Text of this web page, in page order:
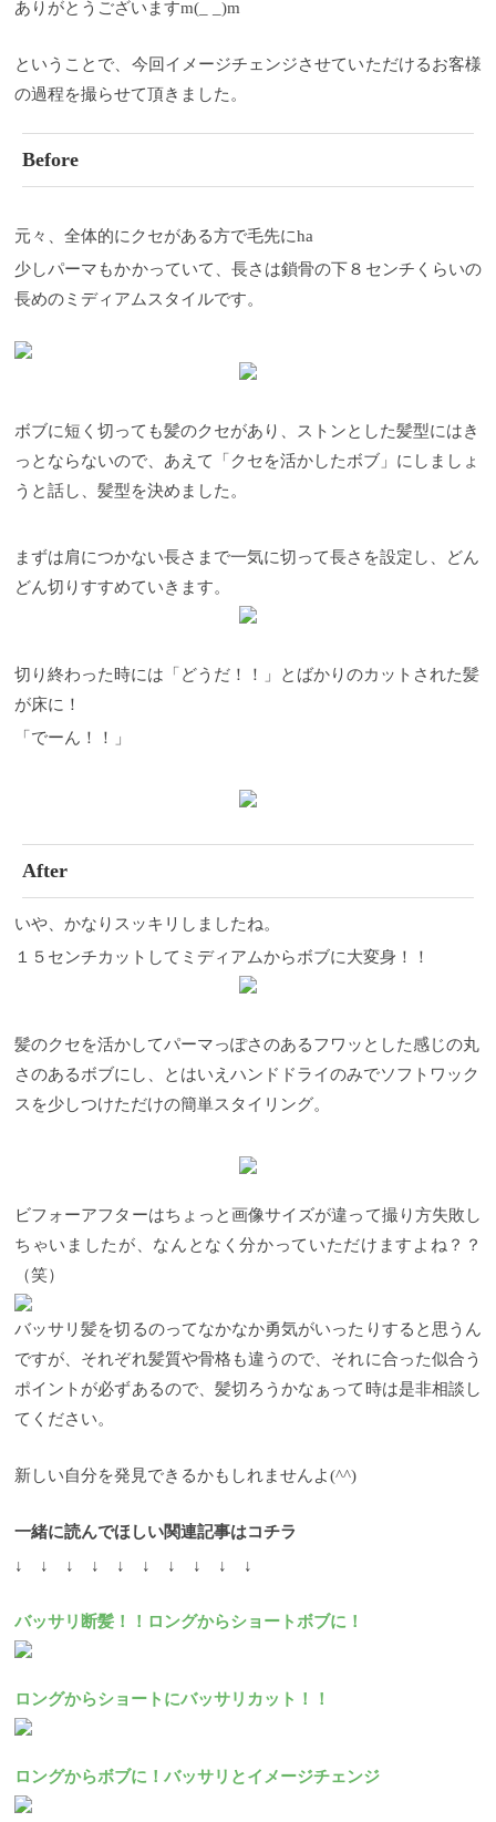
ありがとうございますm(_ _)m
ということで、今回イメージチェンジさせていただけるお客様
の過程を撮らせて頂きました。
Before
元々、全体的にクセがある方で毛先にha
少しパーマもかかっていて、長さは鎖骨の下８センチくらいの
長めのミディアムスタイルです。
ボブに短く切っても髪のクセがあり、ストンとした髪型にはき
っとならないので、あえて「クセを活かしたボブ」にしましょ
うと話し、髪型を決めました。
まずは肩につかない長さまで一気に切って長さを設定し、どん
どん切りすすめていきます。
切り終わった時には「どうだ！！」とばかりのカットされた髪
が床に！
「でーん！！」
After
いや、かなりスッキリしましたね。
１５センチカットしてミディアムからボブに大変身！！
髪のクセを活かしてパーマっぽさのあるフワッとした感じの丸
さのあるボブにし、とはいえハンドドライのみでソフトワック
スを少しつけただけの簡単スタイリング。
ビフォーアフターはちょっと画像サイズが違って撮り方失敗し
ちゃいましたが、なんとなく分かっていただけますよね？？
（笑）
バッサリ髪を切るのってなかなか勇気がいったりすると思うん
ですが、それぞれ髪質や骨格も違うので、それに合った似合う
ポイントが必ずあるので、髪切ろうかなぁって時は是非相談し
てください。
新しい自分を発見できるかもしれませんよ(^^)
一緒に読んでほしい関連記事はコチラ
↓ ↓ ↓ ↓ ↓ ↓ ↓ ↓ ↓ ↓
バッサリ断髪！！ロングからショートボブに！
ロングからショートにバッサリカット！！
ロングからボブに！バッサリとイメージチェンジ